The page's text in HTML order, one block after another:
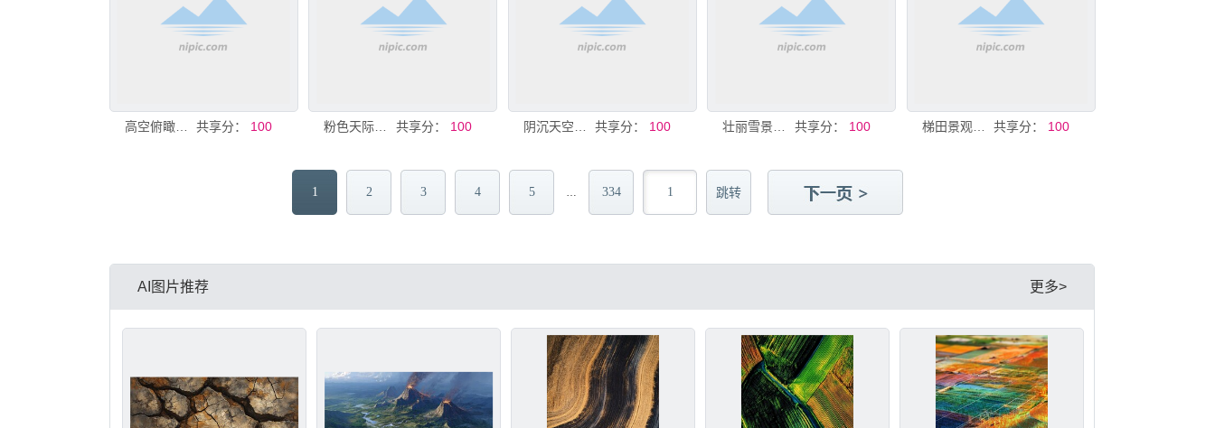
高空俯瞰云海与大地景观 共享分： 100 共享分： 100 共享分： 100 共享分： 100 梯田景观大地的美丽纹理 共享分： 100
1 2 3 4 5 … 334
AI图片推荐 更多>